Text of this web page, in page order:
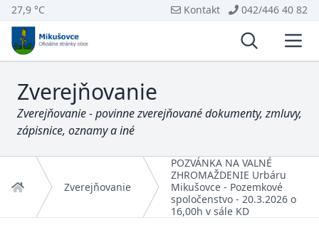
27,9 °C Kontakt 042/446 40 82
Vyhľadávanie
Zverejňovanie
Zverejňovanie - povinne zverejňované dokumenty, zmluvy,
zápisnice, oznamy a iné
Domov Zverejňovanie
POZVÁNKA NA VALNÉ
ZHROMAŽDENIE Urbáru
Mikušovce - Pozemkové
spoločenstvo - 20.3.2026 o
16,00h v sále KD